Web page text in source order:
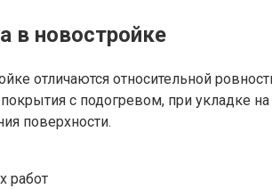
в новостройке
отличаются относительной
с подогревом, при укладке
поверхности.
работ